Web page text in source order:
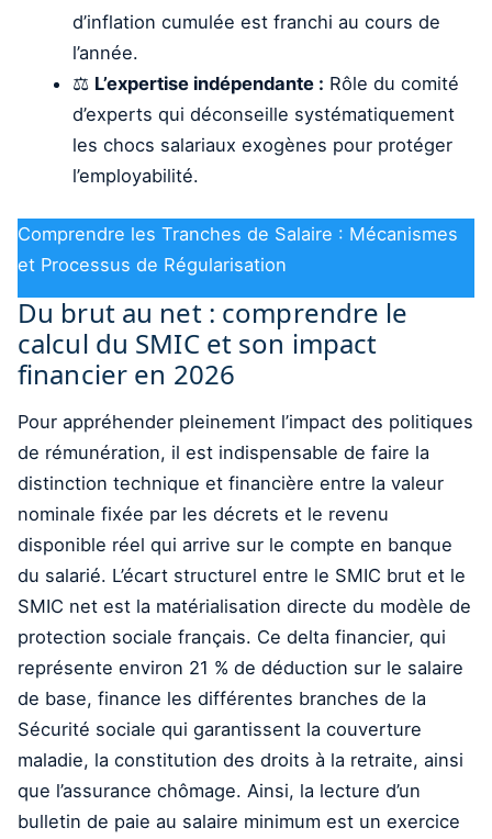
d’inflation cumulée est franchi au cours de
l’année.
⚖️ L’expertise indépendante : Rôle du comité
d’experts qui déconseille systématiquement
les chocs salariaux exogènes pour protéger
l’employabilité.
Comprendre les Tranches de Salaire : Mécanismes
et Processus de Régularisation
Du brut au net : comprendre le
calcul du SMIC et son impact
financier en 2026
Pour appréhender pleinement l’impact des politiques
de rémunération, il est indispensable de faire la
distinction technique et financière entre la valeur
nominale fixée par les décrets et le revenu
disponible réel qui arrive sur le compte en banque
du salarié. L’écart structurel entre le SMIC brut et le
SMIC net est la matérialisation directe du modèle de
protection sociale français. Ce delta financier, qui
représente environ 21 % de déduction sur le salaire
de base, finance les différentes branches de la
Sécurité sociale qui garantissent la couverture
maladie, la constitution des droits à la retraite, ainsi
que l’assurance chômage. Ainsi, la lecture d’un
bulletin de paie au salaire minimum est un exercice